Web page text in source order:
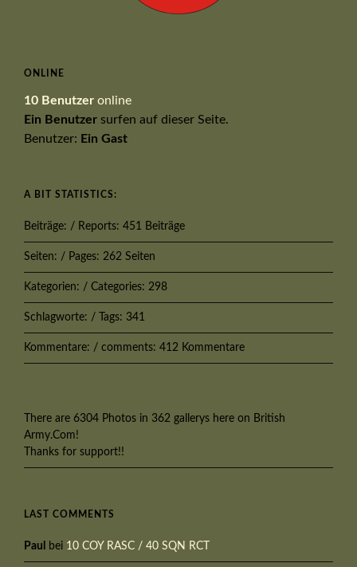
ONLINE
10 Benutzer online
Ein Benutzer surfen auf dieser Seite.
Benutzer: Ein Gast
A BIT STATISTICS:
Beiträge: / Reports: 451 Beiträge
Seiten: / Pages: 262 Seiten
Kategorien: / Categories: 298
Schlagworte: / Tags: 341
Kommentare: / comments: 412 Kommentare
There are 6304 Photos in 362 gallerys here on British
Army.Com!
Thanks for support!!
LAST COMMENTS
Paul bei 10 COY RASC / 40 SQN RCT